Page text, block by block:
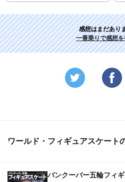
感想はまだあり
一番乗りで感想
ワールド・フィギュアスケート
バンクーバー五輪フィ